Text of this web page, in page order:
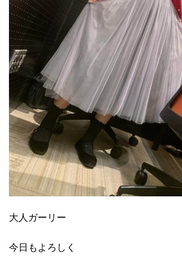
大人ガーリー
今日もよろしく